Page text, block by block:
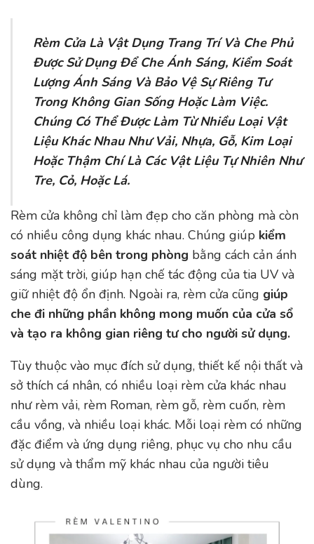
Rèm Cửa Là Vật Dụng Trang Trí Và Che Phủ
Được Sử Dụng Để Che Ánh Sáng, Kiểm Soát
Lượng Ánh Sáng Và Bảo Vệ Sự Riêng Tư
Trong Không Gian Sống Hoặc Làm Việc.
Chúng Có Thể Được Làm Từ Nhiều Loại Vật
Liệu Khác Nhau Như Vải, Nhựa, Gỗ, Kim Loại
Hoặc Thậm Chí Là Các Vật Liệu Tự Nhiên Như
Tre, Cỏ, Hoặc Lá.
Rèm cửa không chỉ làm đẹp cho căn phòng mà còn
có nhiều công dụng khác nhau. Chúng giúp kiểm
soát nhiệt độ bên trong phòng bằng cách cản ánh
sáng mặt trời, giúp hạn chế tác động của tia UV và
giữ nhiệt độ ổn định. Ngoài ra, rèm cửa cũng giúp
che đi những phần không mong muốn của cửa sổ
và tạo ra không gian riêng tư cho người sử dụng.
Tùy thuộc vào mục đích sử dụng, thiết kế nội thất và
sở thích cá nhân, có nhiều loại rèm cửa khác nhau
như rèm vải, rèm Roman, rèm gỗ, rèm cuốn, rèm
cầu vồng, và nhiều loại khác. Mỗi loại rèm có những
đặc điểm và ứng dụng riêng, phục vụ cho nhu cầu
sử dụng và thẩm mỹ khác nhau của người tiêu
dùng.